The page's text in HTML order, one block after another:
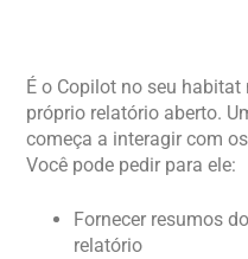
É o Copilot no seu
próprio relatório aberto.
começa a interagir com
Você pode pedir para ele:
Fornecer resumos
relatório